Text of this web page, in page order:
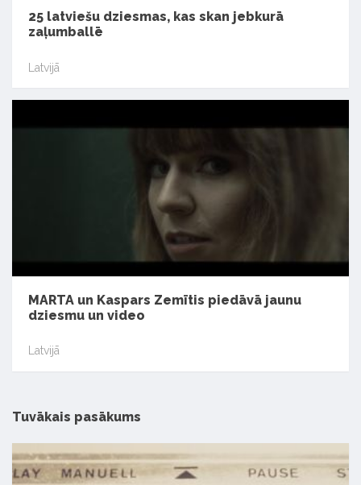
25 latviešu dziesmas, kas skan jebkurā
zaļumballē
Latvijā
MARTA un Kaspars Zemītis piedāvā jaunu
dziesmu un video
Latvijā
Tuvākais pasākums